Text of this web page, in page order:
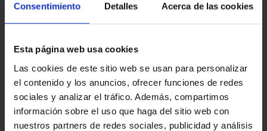
Consentimiento Detalles Acerca de las cookies
Esta página web usa cookies
Las cookies de este sitio web se usan para personalizar
el contenido y los anuncios, ofrecer funciones de redes
sociales y analizar el tráfico. Además, compartimos
información sobre el uso que haga del sitio web con
nuestros partners de redes sociales, publicidad y análisis